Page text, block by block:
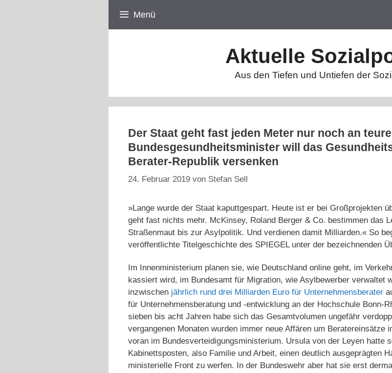
Menü
Aktuelle
Aus den Tiefen und Untiefen der
Der Staat geht fast jeden Meter nur noch an
Bundesgesundheitsminister will das
Berater-Republik versenken
24. Februar 2019 von Stefan Sell
»Lange wurde der Staat kaputtgespart. Heute ist er bei Großprojekten
geht fast nichts mehr. McKinsey, Roland Berger & Co. bestimmen das
Straßenmaut bis zur Asylpolitik. Und verdienen damit Milliarden.« So
veröffentlichte Titelgeschichte des SPIEGEL unter der bezeichnenden
Im Innenministerium planen sie, wie Deutschland online geht, im
kassiert wird, im Bundesamt für Migration, wie Asylbewerber verwaltet
inzwischen jährlich rund drei Milliarden Euro für Unternehmensberater
für Unternehmensberatung und -entwicklung an der Hochschule Bonn-
sieben bis acht Jahren habe sich das Gesamtvolumen ungefähr
vergangenen Monaten wurden immer neue Affären um Beratereinsätze
voran im Bundesverteidigungsministerium. Ursula von der Leyen hatte
Kabinettsposten, also Familie und Arbeit, einen deutlich ausgeprägten
ministerielle Front zu werfen. In der Bundeswehr aber hat sie erst